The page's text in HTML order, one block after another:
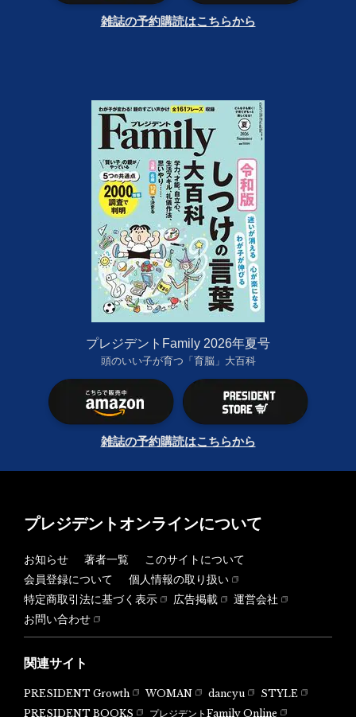
雑誌の予約購読はこちらから
プレジデントFamily 2026年夏号
頭のいい子が育つ「育脳」大百科
雑誌の予約購読はこちらから
プレジデントオンラインについて
お知らせ 著者一覧
このサイトについて
会員登録について
個人情報の取り扱い
特定商取引法に基づく表示
広告掲載
運営会社
お問い合わせ
関連サイト
PRESIDENT Growth WOMAN dancyu
STYLE
PRESIDENT BOOKS
プレジデントFamily Online